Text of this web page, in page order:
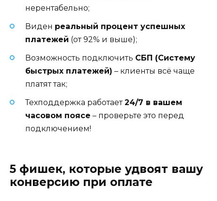
нерентабельно;
Виден реальный процент успешных
платежей (от 92% и выше);
Возможность подключить СБП (Систему
быстрых платежей) – клиенты всё чаще
платят так;
Техподдержка работает24/7 в вашем
часовом поясе – проверьте это перед
подключением!
5 фишек, которые удвоят вашу
конверсию при оплате